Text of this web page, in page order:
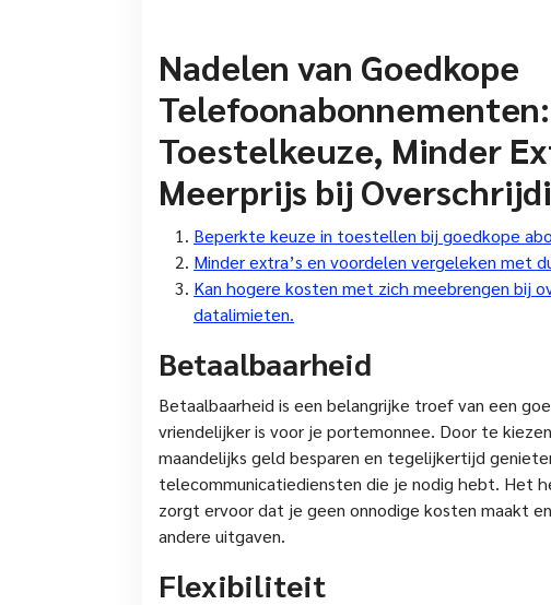
Nadelen van Goedkope
Toestelkeuze, Minder
Meerprijs bij
Beperkte keuze in toestellen bij goedkope
Minder extra’s en voordelen vergeleken met
Kan hogere kosten met zich meebrengen bij
datalimieten.
Betaalbaarheid
Betaalbaarheid is een belangrijke troef van een
vriendelijker is voor je portemonnee. Door te
maandelijks geld besparen en tegelijkertijd
telecommunicatiediensten die je nodig hebt. Het
zorgt ervoor dat je geen onnodige kosten maakt
andere uitgaven.
Flexibiliteit